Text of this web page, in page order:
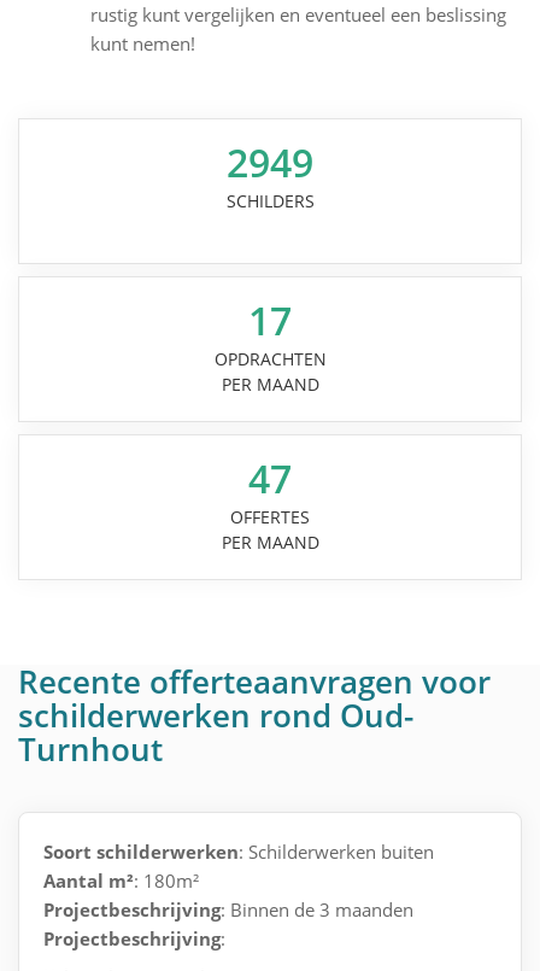
rustig kunt vergelijken en eventueel een beslissing
kunt nemen!
2949
SCHILDERS
17
OPDRACHTEN
PER MAAND
47
OFFERTES
PER MAAND
Recente offerteaanvragen voor
schilderwerken rond Oud-
Turnhout
Soort schilderwerken: Schilderwerken buiten
Aantal m²: 180m²
Projectbeschrijving: Binnen de 3 maanden
Projectbeschrijving: